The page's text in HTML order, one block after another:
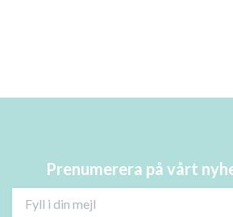
Prenumerera på vårt